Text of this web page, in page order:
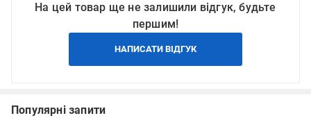
На цей товар ще не залишили відгук, будьте
першим!
НАПИСАТИ ВІДГУК
Популярні запити